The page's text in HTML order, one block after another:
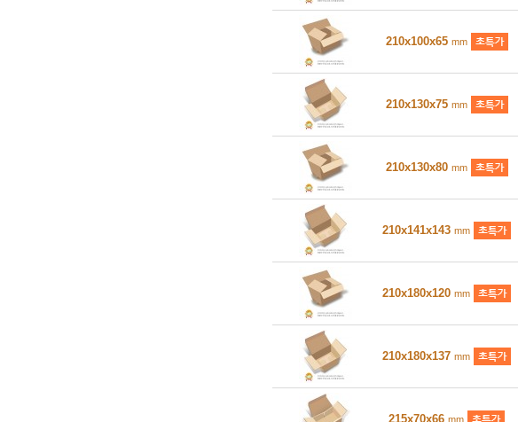
210x100x65 mm
210x130x75 mm
210x130x80 mm
210x141x143 mm
210x180x120 mm
210x180x137 mm
215x70x66 mm